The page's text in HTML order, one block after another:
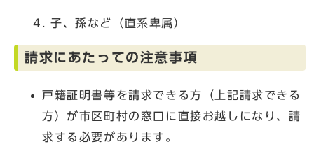
子、孫など（直系卑属）
請求にあたっての注意事項
戸籍証明書等を請求できる方（上記請求できる
方）が市区町村の窓口に直接お越しになり、請
求する必要があります。